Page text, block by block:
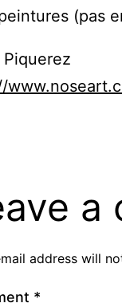
(pas
a
address will
*